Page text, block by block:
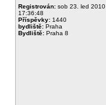
Registrován: sob 23. led 2010
17:36:48
Příspěvky: 1440
bydliště: Praha
Bydliště: Praha 8